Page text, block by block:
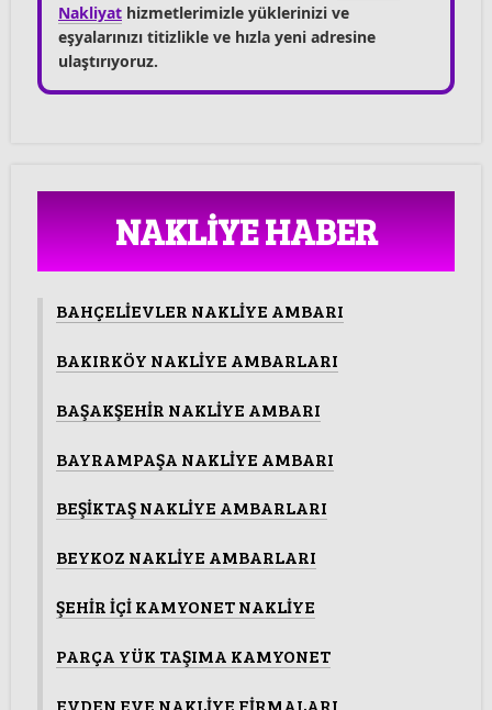
Nakliyat hizmetlerimizle yüklerinizi ve
eşyalarınızı titizlikle ve hızla yeni adresine
ulaştırıyoruz.
NAKLİYE HABER
BAHÇELİEVLER NAKLİYE AMBARI
BAKIRKÖY NAKLİYE AMBARLARI
BAŞAKŞEHİR NAKLİYE AMBARI
BAYRAMPAŞA NAKLİYE AMBARI
BEŞİKTAŞ NAKLİYE AMBARLARI
BEYKOZ NAKLİYE AMBARLARI
ŞEHİR İÇİ KAMYONET NAKLİYE
PARÇA YÜK TAŞIMA KAMYONET
EVDEN EVE NAKLİYE FİRMALARI